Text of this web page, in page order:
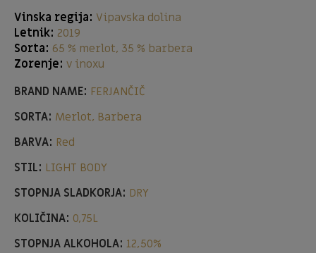
Vinska regija: Vipavska dolina
Letnik: 2019
Sorta: 65 % merlot, 35 % barbera
Zorenje: v inoxu
BRAND NAME: FERJANČIČ
SORTA: Merlot, Barbera
BARVA: Red
STIL: LIGHT BODY
STOPNJA SLADKORJA: DRY
KOLIČINA: 0,75L
STOPNJA ALKOHOLA: 12,50%